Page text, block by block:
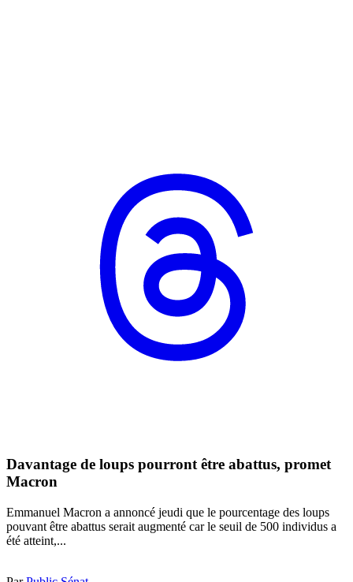
Davantage de loups pourront être abattus, promet
Macron
Emmanuel Macron a annoncé jeudi que le pourcentage des loups
pouvant être abattus serait augmenté car le seuil de 500 individus a
été atteint,...